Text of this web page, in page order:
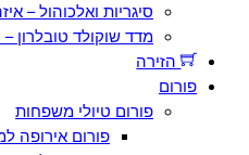
סיגריות ואלכוהול –
מדד שוקולד טובלרון –
הזירה
פורום
פורום טיולי משפחות
פורום אירופה